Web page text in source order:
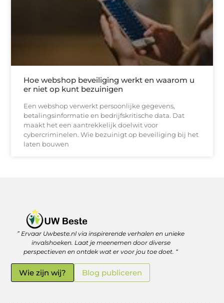
Hoe webshop beveiliging werkt en waarom u
er niet op kunt bezuinigen
Een webshop verwerkt persoonlijke gegevens,
betalingsinformatie en bedrijfskritische data. Dat
maakt het een aantrekkelijk doelwit voor
cybercriminelen. Wie bezuinigt op beveiliging bij het
laten bouwen
” Ervaar Uwbeste.nl via inspirerende verhalen en unieke
invalshoeken. Laat je meenemen door diverse
perspectieven en ontdek wat er voor jou toe doet. “
Wie zijn wij? Blog publiceren